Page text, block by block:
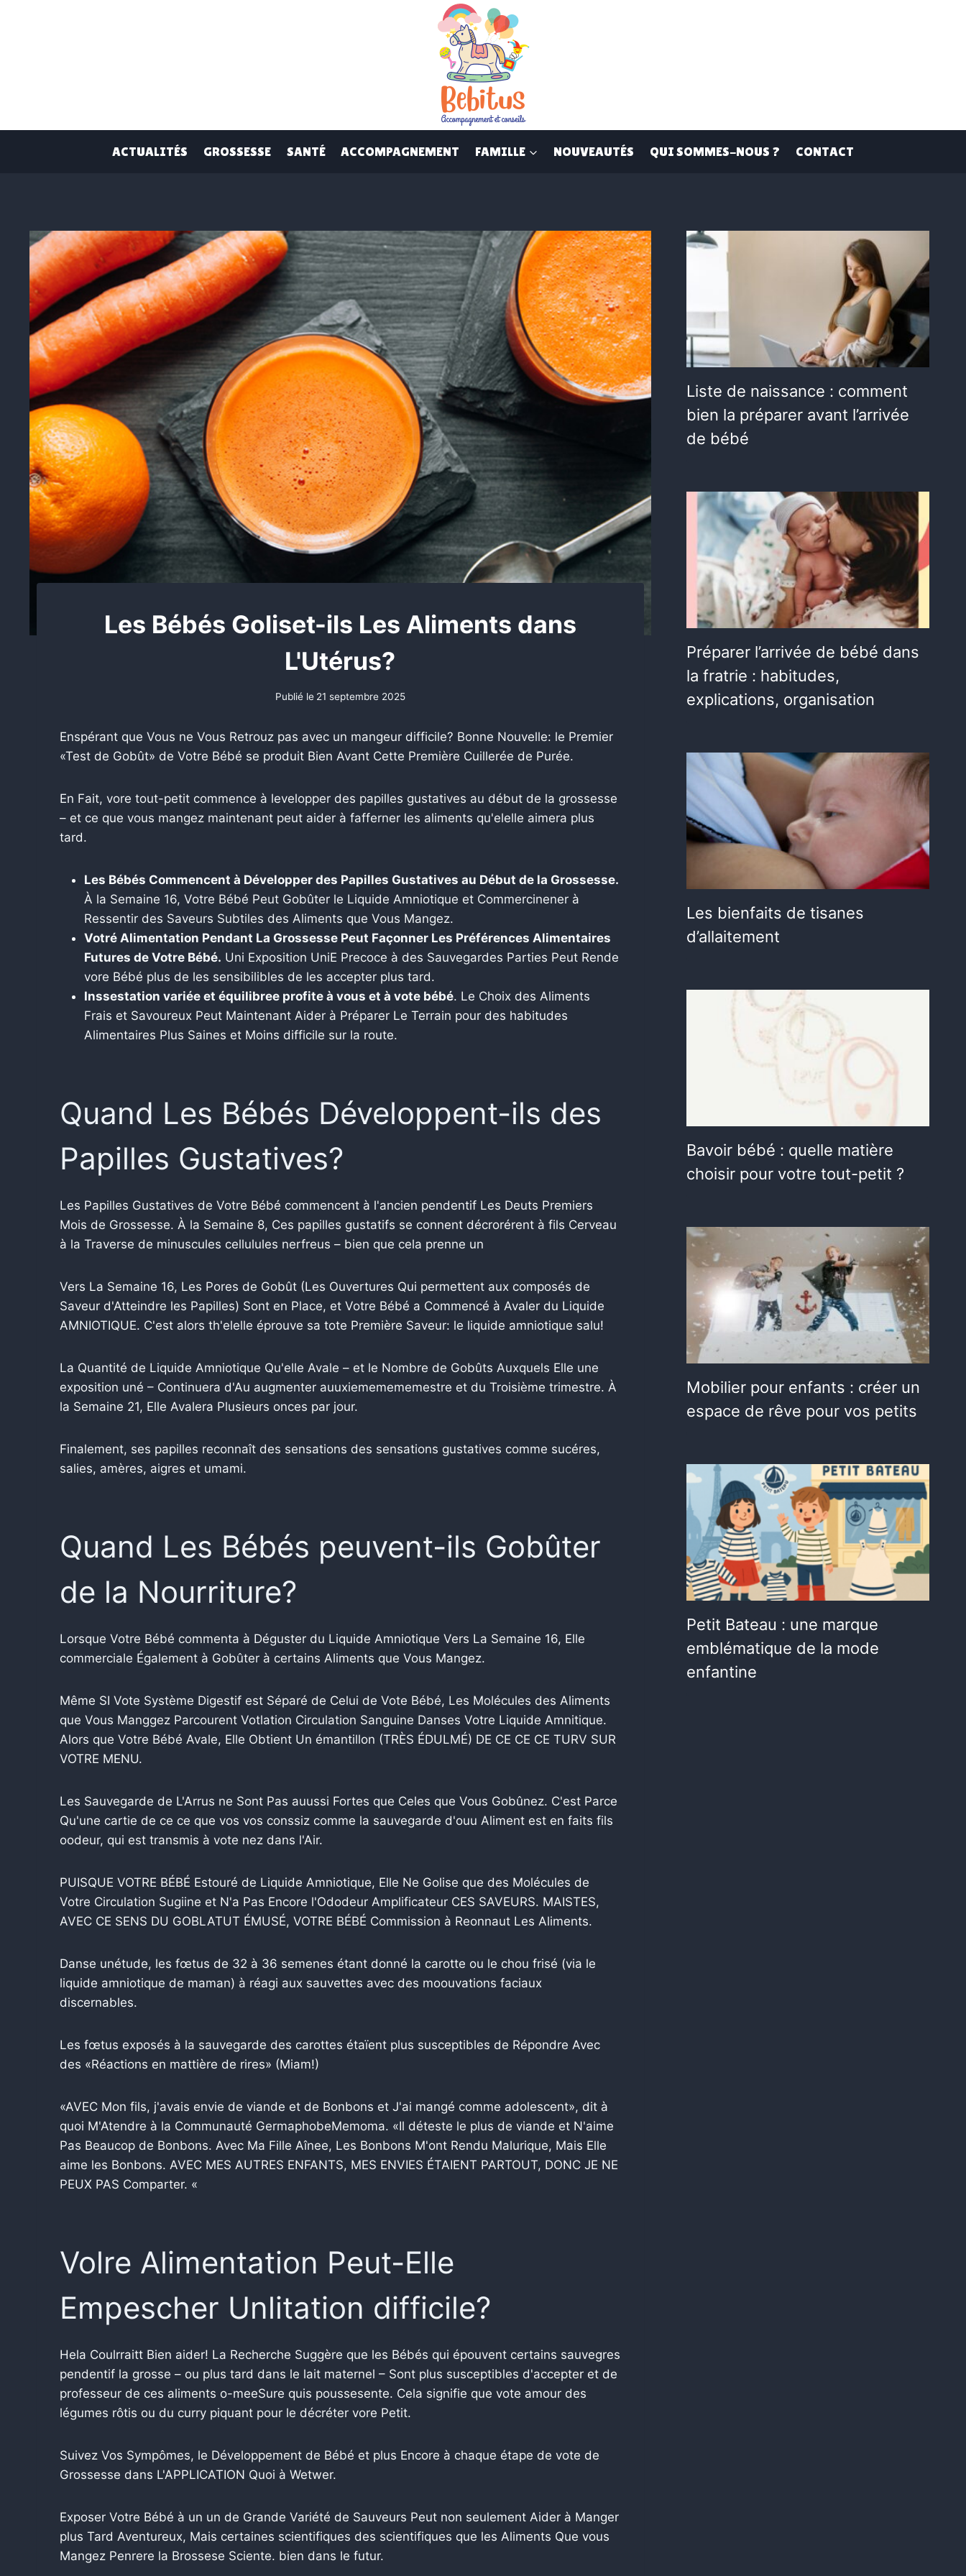
ACTUALITÉS GROSSESSE SANTÉ ACCOMPAGNEMENT FAMILLE NOUVEAUTÉS QUI SOMMES-NOUS ? CONTACT
Les Bébés Goliset-ils Les Aliments dans
L'Utérus?
Publié le 21 septembre 2025
Enspérant que Vous ne Vous Retrouz pas avec un mangeur difficile? Bonne Nouvelle: le Premier
«Test de Gobût» de Votre Bébé se produit Bien Avant Cette Première Cuillerée de Purée.
En Fait, vore tout-petit commence à levelopper des papilles gustatives au début de la grossesse
– et ce que vous mangez maintenant peut aider à fafferner les aliments qu'elelle aimera plus
tard.
Les Bébés Commencent à Développer des Papilles Gustatives au Début de la Grossesse.
À la Semaine 16, Votre Bébé Peut Gobûter le Liquide Amniotique et Commercinener à
Ressentir des Saveurs Subtiles des Aliments que Vous Mangez.
Votré Alimentation Pendant La Grossesse Peut Façonner Les Préférences Alimentaires
Futures de Votre Bébé. Uni Exposition UniE Precoce à des Sauvegardes Parties Peut Rende
vore Bébé plus de les sensibilibles de les accepter plus tard.
Inssestation variée et équilibree profite à vous et à vote bébé. Le Choix des Aliments
Frais et Savoureux Peut Maintenant Aider à Préparer Le Terrain pour des habitudes
Alimentaires Plus Saines et Moins difficile sur la route.
Quand Les Bébés Développent-ils des
Papilles Gustatives?
Les Papilles Gustatives de Votre Bébé commencent à l'ancien pendentif Les Deuts Premiers
Mois de Grossesse. À la Semaine 8, Ces papilles gustatifs se connent décrorérent à fils Cerveau
à la Traverse de minuscules cellulules nerfreus – bien que cela prenne un
Vers La Semaine 16, Les Pores de Gobût (Les Ouvertures Qui permettent aux composés de
Saveur d'Atteindre les Papilles) Sont en Place, et Votre Bébé a Commencé à Avaler du Liquide
AMNIOTIQUE. C'est alors th'elelle éprouve sa tote Première Saveur: le liquide amniotique salu!
La Quantité de Liquide Amniotique Qu'elle Avale – et le Nombre de Gobûts Auxquels Elle une
exposition uné – Continuera d'Au augmenter auuxiememememestre et du Troisième trimestre. À
la Semaine 21, Elle Avalera Plusieurs onces par jour.
Finalement, ses papilles reconnaît des sensations des sensations gustatives comme sucéres,
salies, amères, aigres et umami.
Quand Les Bébés peuvent-ils Gobûter
de la Nourriture?
Lorsque Votre Bébé commenta à Déguster du Liquide Amniotique Vers La Semaine 16, Elle
commerciale Également à Gobûter à certains Aliments que Vous Mangez.
Même SI Vote Système Digestif est Séparé de Celui de Vote Bébé, Les Molécules des Aliments
que Vous Manggez Parcourent Votlation Circulation Sanguine Danses Votre Liquide Amnitique.
Alors que Votre Bébé Avale, Elle Obtient Un émantillon (TRÈS ÉDULMÉ) DE CE CE CE TURV SUR
VOTRE MENU.
Les Sauvegarde de L'Arrus ne Sont Pas auussi Fortes que Celes que Vous Gobûnez. C'est Parce
Qu'une cartie de ce ce que vos vos conssiz comme la sauvegarde d'ouu Aliment est en faits fils
oodeur, qui est transmis à vote nez dans l'Air.
PUISQUE VOTRE BÉBÉ Estouré de Liquide Amniotique, Elle Ne Golise que des Molécules de
Votre Circulation Sugiine et N'a Pas Encore l'Ododeur Amplificateur CES SAVEURS. MAISTES,
AVEC CE SENS DU GOBLATUT ÉMUSÉ, VOTRE BÉBÉ Commission à Reonnaut Les Aliments.
Danse unétude, les fœtus de 32 à 36 semenes étant donné la carotte ou le chou frisé (via le
liquide amniotique de maman) à réagi aux sauvettes avec des moouvations faciaux
discernables.
Les fœtus exposés à la sauvegarde des carottes étaïent plus susceptibles de Répondre Avec
des «Réactions en mattière de rires» (Miam!)
«AVEC Mon fils, j'avais envie de viande et de Bonbons et J'ai mangé comme adolescent», dit à
quoi M'Atendre à la Communauté GermaphobeMemoma. «Il déteste le plus de viande et N'aime
Pas Beaucop de Bonbons. Avec Ma Fille Aînee, Les Bonbons M'ont Rendu Malurique, Mais Elle
aime les Bonbons. AVEC MES AUTRES ENFANTS, MES ENVIES ÉTAIENT PARTOUT, DONC JE NE
PEUX PAS Comparter. «
Volre Alimentation Peut-Elle
Empescher Unlitation difficile?
Hela Coulrraitt Bien aider! La Recherche Suggère que les Bébés qui épouvent certains sauvegres
pendentif la grosse – ou plus tard dans le lait maternel – Sont plus susceptibles d'accepter et de
professeur de ces aliments o-meeSure quis poussesente. Cela signifie que vote amour des
légumes rôtis ou du curry piquant pour le décréter vore Petit.
Suivez Vos Sympômes, le Développement de Bébé et plus Encore à chaque étape de vote de
Grossesse dans L'APPLICATION Quoi à Wetwer.
Exposer Votre Bébé à un un de Grande Variété de Sauveurs Peut non seulement Aider à Manger
plus Tard Aventureux, Mais certaines scientifiques des scientifiques que les Aliments Que vous
Mangez Penrere la Brossese Sciente. bien dans le futur.
Liste de naissance : comment
bien la préparer avant l’arrivée
de bébé
Préparer l’arrivée de bébé dans
la fratrie : habitudes,
explications, organisation
Les bienfaits de tisanes
d’allaitement
Bavoir bébé : quelle matière
choisir pour votre tout-petit ?
Mobilier pour enfants : créer un
espace de rêve pour vos petits
Petit Bateau : une marque
emblématique de la mode
enfantine